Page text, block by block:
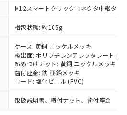
M12スマートクリックコネクタ中継タイ
梱包状態: 約105g
ケース: 黄銅 ニッケルメッキ
検出面: ポリブチレンテレフタレート
締めつけナット: 黄銅 ニッケルメッキ
歯付座金: 鉄 亜鉛メッキ
コード: 塩化ビニル (PVC)
取扱説明書、締付ナット、歯付座金
さい。
御機器販売店や当社販売拠
ネットワーク
」をご確認
よび標準価格結果を当社の
なく第三者に漏洩または開
うお願いします。
機能（部品リスト作成サー
利用いただくには、I-Web
にご登録されている必要が
４物質については閾値を超える意
を確認しています。
え状況などにより、予定
があります。
エチルヘキシル)) : 1000ppm
用期限
（10物質）のすべてが基
とを示します。
用状況下において有害物
し、環境に深刻な影響を
意味します。
す。当社販売部門へお問
製品を、核兵器、ミサイ
これらの製造装置等に一切
ません。
社製品を第三者に販売する
記1、2および3の内容を当
通知します。また当社は、
び販売に係わる関係者が違
るおそれがある場合は、取
たしません。
し(最新の在庫状況につ
、お客様のお取引先、ま
客様担当のオムロン制御
売店・当社販売員にご確
さい)
産機種、また在庫状況の
公開していない機種